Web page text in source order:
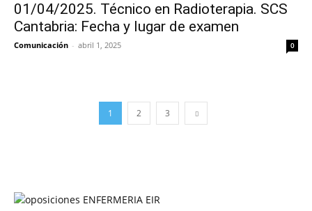
01/04/2025. Técnico en Radioterapia. SCS
Cantabria: Fecha y lugar de examen
Comunicación - abril 1, 2025 0
1 2 3